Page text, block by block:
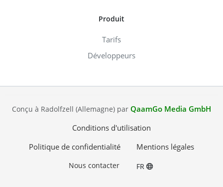
Produit
Tarifs
Développeurs
Conçu à Radolfzell (Allemagne) par QaamGo Media GmbH
Conditions d'utilisation
Politique de confidentialité
Mentions légales
Nous contacter FR